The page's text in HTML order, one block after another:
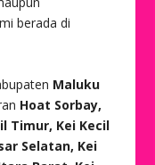
berada di
Maluku
Hoat Sorbay,
Timur, Kei Kecil
Selatan, Kei